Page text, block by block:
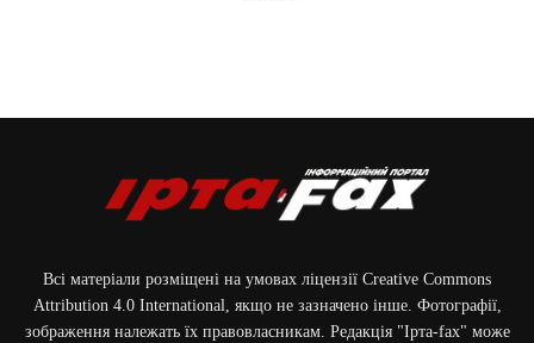
Всі матеріали розміщені на умовах ліцензії Creative Commons
Attribution 4.0 International, якщо не зазначено інше. Фотографії,
зображення належать їх правовласникам. Редакція "Ірта-fax" може